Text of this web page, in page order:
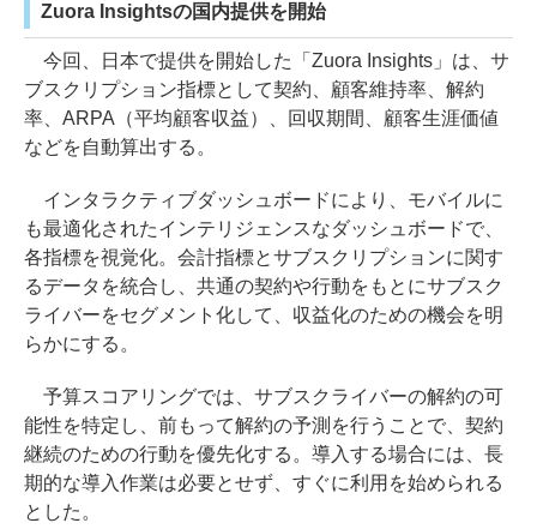
Zuora Insightsの国内提供を開始
今回、日本で提供を開始した「Zuora Insights」は、サ
ブスクリプション指標として契約、顧客維持率、解約
率、ARPA（平均顧客収益）、回収期間、顧客生涯価値
などを自動算出する。
インタラクティブダッシュボードにより、モバイルに
も最適化されたインテリジェンスなダッシュボードで、
各指標を視覚化。会計指標とサブスクリプションに関す
るデータを統合し、共通の契約や行動をもとにサブスク
ライバーをセグメント化して、収益化のための機会を明
らかにする。
予算スコアリングでは、サブスクライバーの解約の可
能性を特定し、前もって解約の予測を行うことで、契約
継続のための行動を優先化する。導入する場合には、長
期的な導入作業は必要とせず、すぐに利用を始められる
とした。